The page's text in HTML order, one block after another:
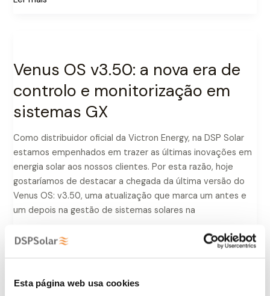
Esta página web usa cookies
Venus OS v3.50: a nova era de
controlo e monitorização em
sistemas GX
Como distribuidor oficial da Victron Energy, na DSP Solar
estamos empenhados em trazer as últimas inovações em
energia solar aos nossos clientes. Por esta razão, hoje
gostaríamos de destacar a chegada da última versão do
Venus OS: v3.50, uma atualização que marca um antes e
um depois na gestão de sistemas solares na
v3.50:
nova
era
controlo
e
monitorização
em
sistemas
GX
Ler mais "
caraterísticas